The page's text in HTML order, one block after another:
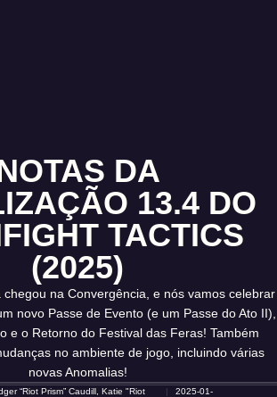
DA
13.4 DO
TACTICS
(2025)
chegou na Convergência, e nós vamos celebrar
novo Passe de Evento (e um Passe do Ato II),
e o Retorno do Festival das Feras! Também
no ambiente de jogo, incluindo várias
novas Anomalias!
“Riot Prism” Caudill, Katie "Riot
2025-01-